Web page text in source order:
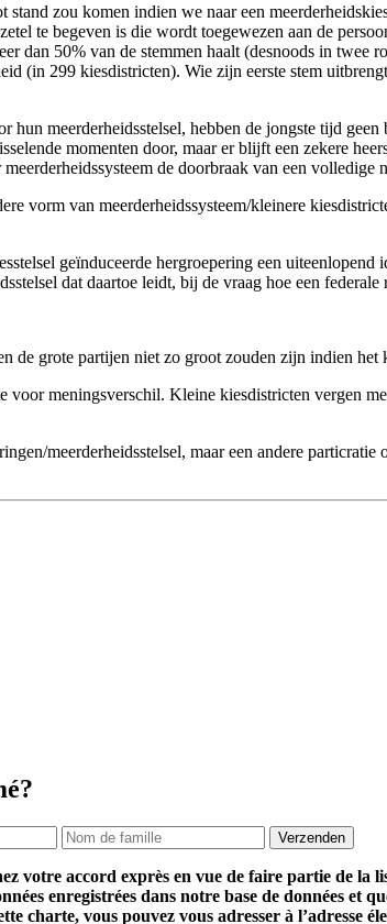
zou komen indien we naar een
te begeven is die wordt toegewezen aan de
dan 50% van de stemmen haalt (desnoods in
(in 299 kiesdistricten). Wie zijn eerste stem
meerderheidsstelsel, hebben de jongste tijd
momenten door, maar er blijft een zekere
de doorbraak van een
vorm van meerderheidssysteem/kleinere
geïnduceerde hergroepering een
dat daartoe leidt, bij de vraag hoe een
de grote partijen niet zo groot zouden zijn indien het
meningsverschil. Kleine kiesdistricten vergen
meerderheidsstelsel, maar een andere
votre accord exprès en vue de faire partie de
enregistrées dans notre base de données
charte, vous pouvez vous adresser à l’adresse